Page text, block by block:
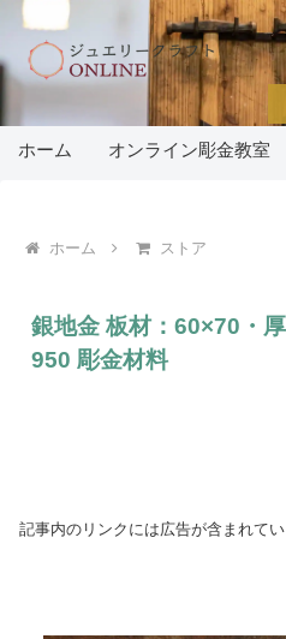
ホーム オンライン彫金教室
ホーム ストア
銀地金 板材：60×70・
950 彫金材料
記事内のリンクには広告が含まれて